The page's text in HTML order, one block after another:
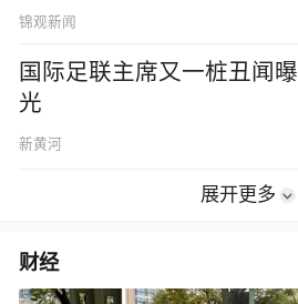
锦观新闻
国际足联主席又一桩丑闻曝
光
新黄河
展开更多
财经